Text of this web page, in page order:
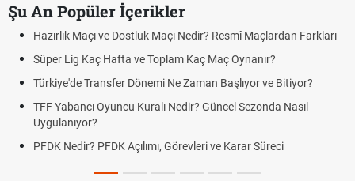
Şu An Popüler İçerikler
Hazırlık Maçı ve Dostluk Maçı Nedir? Resmî Maçlardan Farkları
Süper Lig Kaç Hafta ve Toplam Kaç Maç Oynanır?
Türkiye'de Transfer Dönemi Ne Zaman Başlıyor ve Bitiyor?
TFF Yabancı Oyuncu Kuralı Nedir? Güncel Sezonda Nasıl
Uygulanıyor?
PFDK Nedir? PFDK Açılımı, Görevleri ve Karar Süreci